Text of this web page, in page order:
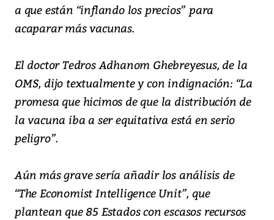
a que están “inflando los precios” para
acaparar más vacunas.
El doctor Tedros Adhanom Ghebreyesus, de la
OMS, dijo textualmente y con indignación: “La
promesa que hicimos de que la distribución de
la vacuna iba a ser equitativa está en serio
peligro”.
Aún más grave sería añadir los análisis de
“The Economist Intelligence Unit”, que
plantean que 85 Estados con escasos recursos